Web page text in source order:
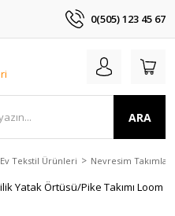
0(505) 123 45 67
ARA
Ev Tekstil Ürünleri Nevresim Takımları